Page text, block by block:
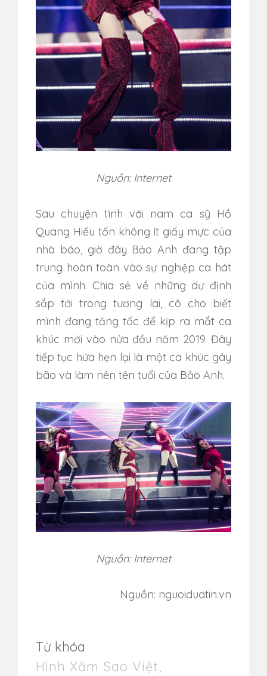
Nguồn: Internet
Sau chuyện tình với nam ca sỹ Hồ
Quang Hiếu tốn không ít giấy mực của
nhà báo, giờ đây Bảo Anh đang tập
trung hoàn toàn vào sự nghiệp ca hát
của mình. Chia sẻ về những dự định
sắp tới trong tương lai, cô cho biết
mình đang tăng tốc để kịp ra mắt ca
khúc mới vào nửa đầu năm 2019. Đây
tiếp tục hứa hẹn lại là một ca khúc gây
bão và làm nên tên tuổi của Bảo Anh.
Nguồn: Internet
Nguồn: nguoiduatin.vn
Từ khóa
Hình Xăm Sao Việt,